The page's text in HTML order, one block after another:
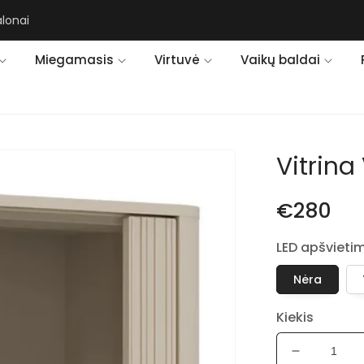
Miegamasis Virtuvė Vaikų baldai
Vitrina
€280
LED
Nėra
Kiekis
Sumažinti